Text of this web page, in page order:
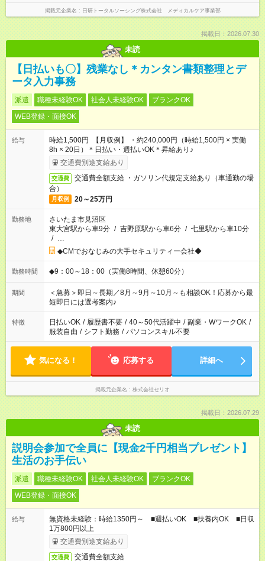
掲載元企業名 日研トータルソーシング株式会社 メディカルケア事業部
掲載日：2026.07.30
未読
【日払いも〇】残業なし＊カンタン書類整理とデ
ータ入力事務
派遣 職種未経験OK 社会人未経験OK
ブランクOK
WEB登録・面接OK
給与
時給1,500円 【月収例】 ・約240,000円（時給1,500円 × 実働
8h × 20日）＊日払い・週払いOK＊昇給あり♪
交通費別途支給あり
交通費
交通費全額支給 ・ガソリン代規定支給あり（車通勤の場
合）
月収例 20～25万円
勤務地
さいたま市見沼区
東大宮駅から車9分 / 吉野原駅から車6分 / 七里駅から車10分
/ …
◆CMでおなじみの大手セキュリティー会社◆
勤務時間 ◆9：00～18：00（実働8時間、休憩60分）
期間
＜急募＞即日～長期／8月～9月～10月～も相談OK！応募から最
短即日には選考案内♪
特徴 日払いOK / 履歴書不要 / 40～50代活躍中 / 副業・WワークOK /
服装自由 / シフト勤務 / パソコンスキル不要
気になる！ 応募する 詳細へ
掲載元企業名 株式会社セリオ
掲載日：2026.07.29
未読
説明会参加で全員に【現金2千円相当プレゼント】
生活のお手伝い
派遣 職種未経験OK 社会人未経験OK
ブランクOK
WEB登録・面接OK
給与
無資格未経験：時給1350円～ ■週払いOK ■扶養内OK ■日収
1万800円以上
交通費別途支給あり
交通費 交通費全額支給